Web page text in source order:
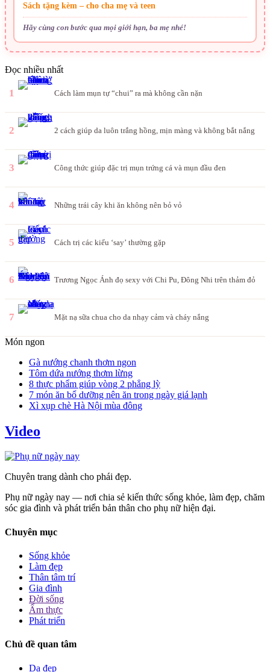
Sách tặng kèm – cho cha mẹ và teen
Hãy cùng con bước qua mọi giới hạn, ba mẹ nhé!
Đọc nhiều nhất
1 Cách làm mụn tự “chui” ra mà không cần nặn
2 2 cách giúp da luôn trắng hồng, mịn màng và không bắt nắng
3 Công thức giúp đặc trị mụn trứng cá và mụn đầu đen
4 Những trái cây khi ăn không nên bỏ vỏ
5 Cách trị các kiểu ‘say’ thường gặp
6 Trương Ngọc Ánh đọ sexy với Chi Pu, Đông Nhi trên thảm đỏ
7 Mặt nạ sữa chua cho da nhạy cảm và cháy nắng
Món ngon
Gà nướng chanh thơm ngon
Tôm dứa nướng thơm lừng
8 thực phẩm giúp vòng 2 phẳng lỳ
7 món ăn bổ dưỡng nên ăn trong ngày giá lạnh
Xì xụp chè Hà Nội mùa đông
Video
Chuyên trang dành cho phái đẹp.
Phụ nữ ngày nay — nơi chia sẻ kiến thức sống khỏe, làm đẹp, chăm
sóc gia đình và phát triển bản thân cho phụ nữ hiện đại.
Chuyên mục
Sống khỏe
Làm đẹp
Thân tâm trí
Gia đình
Đời sống
Ẩm thực
Phát triển
Chủ đề quan tâm
Da đẹp